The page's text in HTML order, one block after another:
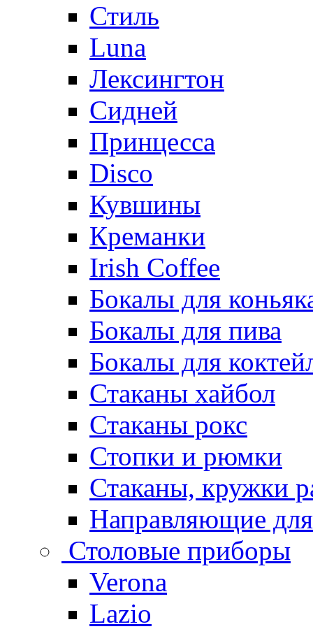
Стиль
Luna
Лексингтон
Сидней
Принцесса
Disco
Кувшины
Креманки
Irish Coffee
Бокалы для
Бокалы для пива
Бокалы для
Стаканы хайбол
Стаканы рокс
Стопки и рюмки
Стаканы, кружки
Направляющие
Столовые приборы
Verona
Lazio